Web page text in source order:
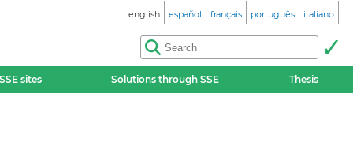
english español français português italiano
SSE sites Solutions through SSE Thesis